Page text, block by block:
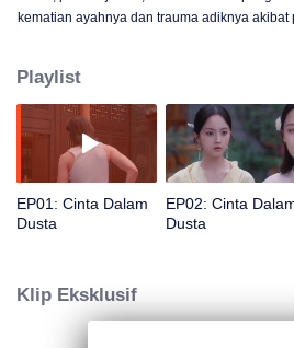
kematian ayahnya dan trauma adiknya
dalam konspirasi berbahaya.
Playlist
EP01: Cinta Dalam
Dusta
EP02: Cinta
Dusta
Klip Eksklusif